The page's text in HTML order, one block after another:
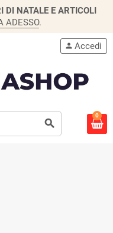
DI NATALE E ARTICOLI
ADESSO.
search
person Accedi
0